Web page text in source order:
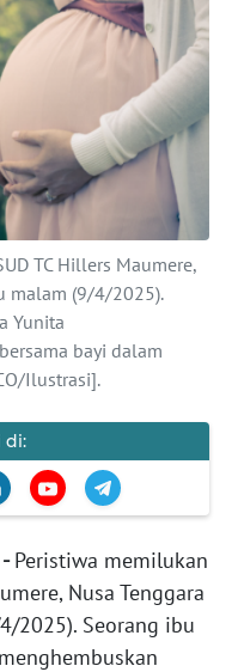
TC Hillers Maumere,
malam (9/4/2025).
Yunita
bayi dalam
Ilustrasi].
di:
Peristiwa memilukan
Nusa Tenggara
2025). Seorang ibu